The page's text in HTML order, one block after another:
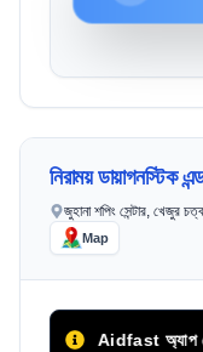
নিরাময় ডায়াগনস্টিক
জুহানা শপিং সেন্টার, খেজুর
Map
Aidfast অ্যাপ থেকে